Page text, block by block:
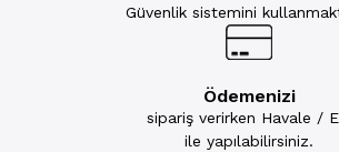
Güvenlik sistemini
Ödemenizi
sipariş verirken Havale /
ile yapılabilirsiniz.